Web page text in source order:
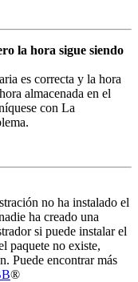
la hora sigue siendo
es correcta y la hora
almacenada en el
con La
no ha instalado el
ha creado una
si puede instalar el
paquete no existe,
Puede encontrar más
®